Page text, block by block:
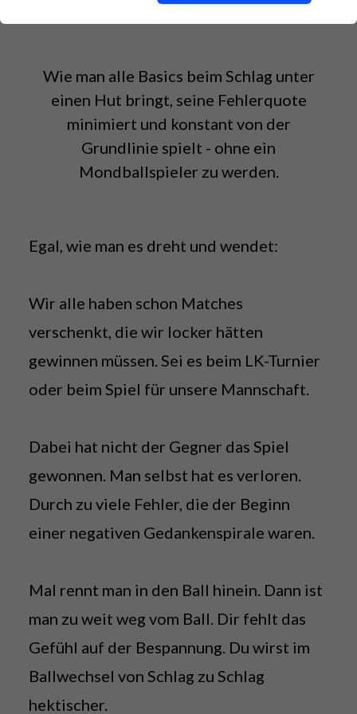
Wie man alle Basics beim Schlag unter
einen Hut bringt, seine Fehlerquote
minimiert und konstant von der
Grundlinie spielt - ohne ein
Mondballspieler zu werden.
Egal, wie man es dreht und wendet:
Wir alle haben schon Matches
verschenkt, die wir locker hätten
gewinnen müssen. Sei es beim LK-Turnier
oder beim Spiel für unsere Mannschaft.
Dabei hat nicht der Gegner das Spiel
gewonnen. Man selbst hat es verloren.
Durch zu viele Fehler, die der Beginn
einer negativen Gedankenspirale waren.
Mal rennt man in den Ball hinein. Dann ist
man zu weit weg vom Ball. Dir fehlt das
Gefühl auf der Bespannung. Du wirst im
Ballwechsel von Schlag zu Schlag
hektischer.